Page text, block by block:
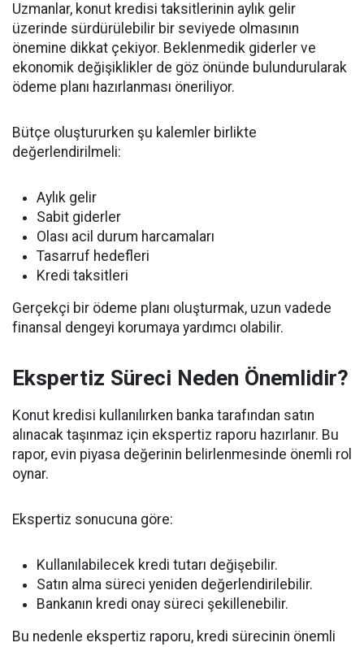
Uzmanlar, konut kredisi taksitlerinin aylık gelir
üzerinde sürdürülebilir bir seviyede olmasının
önemine dikkat çekiyor. Beklenmedik giderler ve
ekonomik değişiklikler de göz önünde bulundurularak
ödeme planı hazırlanması öneriliyor.
Bütçe oluştururken şu kalemler birlikte
değerlendirilmeli:
Aylık gelir
Sabit giderler
Olası acil durum harcamaları
Tasarruf hedefleri
Kredi taksitleri
Gerçekçi bir ödeme planı oluşturmak, uzun vadede
finansal dengeyi korumaya yardımcı olabilir.
Ekspertiz Süreci Neden Önemlidir?
Konut kredisi kullanılırken banka tarafından satın
alınacak taşınmaz için ekspertiz raporu hazırlanır. Bu
rapor, evin piyasa değerinin belirlenmesinde önemli rol
oynar.
Ekspertiz sonucuna göre:
Kullanılabilecek kredi tutarı değişebilir.
Satın alma süreci yeniden değerlendirilebilir.
Bankanın kredi onay süreci şekillenebilir.
Bu nedenle ekspertiz raporu, kredi sürecinin önemli